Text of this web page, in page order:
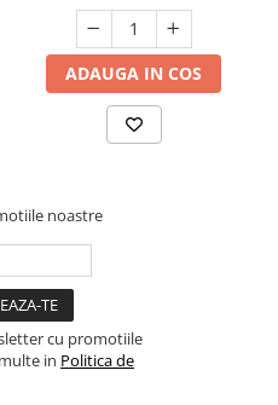
ADAUGA IN COS
noastre
cu promotiile
in Politica de